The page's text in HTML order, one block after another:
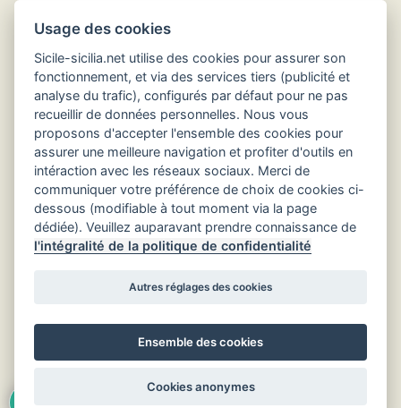
Hôtels en Sicile
Usage des cookies
Sicile-sicilia.net utilise des cookies pour assurer son
fonctionnement, et via des services tiers (publicité et
analyse du trafic), configurés par défaut pour ne pas
recueillir de données personnelles. Nous vous
proposons d'accepter l'ensemble des cookies pour
assurer une meilleure navigation et profiter d'outils en
intéraction avec les réseaux sociaux. Merci de
communiquer votre préférence de choix de cookies ci-
dessous (modifiable à tout moment via la page
dédiée). Veuillez auparavant prendre connaissance de
l'intégralité de la politique de confidentialité
Autres réglages des cookies
Ensemble des cookies
Cookies anonymes